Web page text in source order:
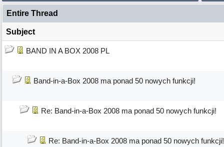
Entire Thread
Subject
BAND IN A BOX 2008 PL
Band-in-a-Box 2008 ma ponad 50 nowych funkcji!
Re: Band-in-a-Box 2008 ma ponad 50 nowych funkcji!
Re: Band-in-a-Box 2008 ma ponad 50 nowych funkcji!